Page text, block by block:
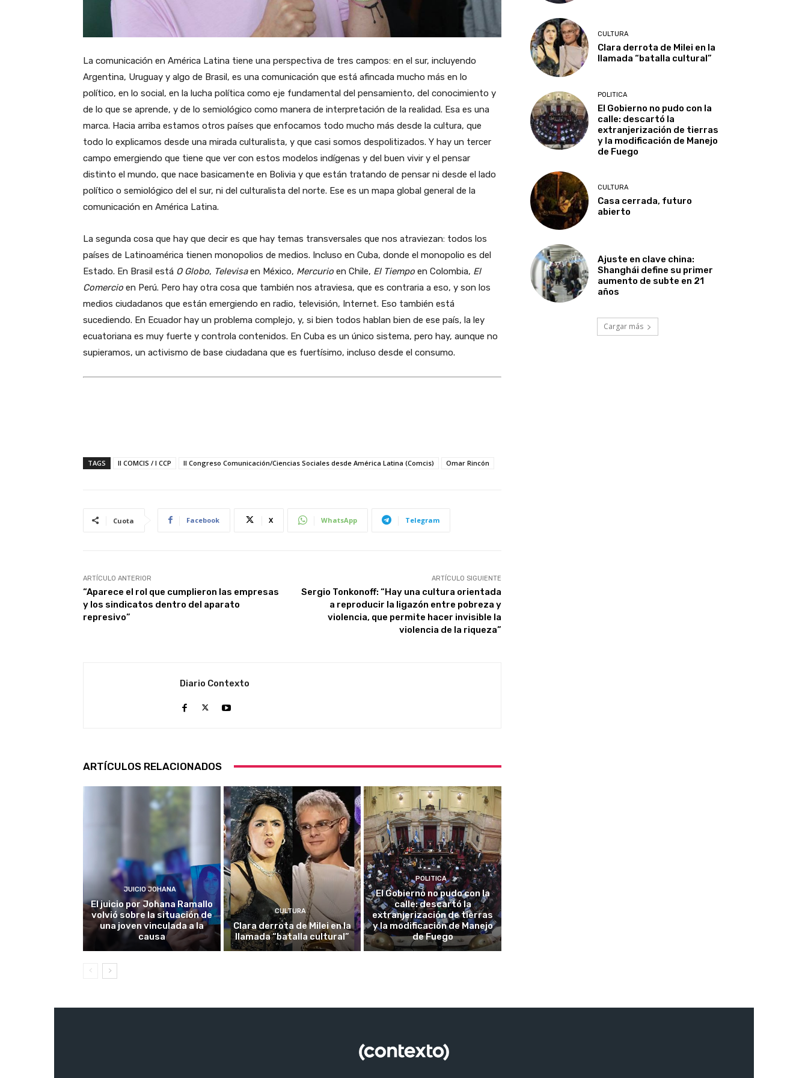
La comunicación en América Latina tiene una perspectiva de tres campos: en el sur, incluyendo
Argentina, Uruguay y algo de Brasil, es una comunicación que está afincada mucho más en lo
político, en lo social, en la lucha política como eje fundamental del pensamiento, del conocimiento y
de lo que se aprende, y de lo semiológico como manera de interpretación de la realidad. Esa es una
marca. Hacia arriba estamos otros países que enfocamos todo mucho más desde la cultura, que
todo lo explicamos desde una mirada culturalista, y que casi somos despolitizados. Y hay un tercer
campo emergiendo que tiene que ver con estos modelos indígenas y del buen vivir y el pensar
distinto el mundo, que nace basicamente en Bolivia y que están tratando de pensar ni desde el lado
político o semiológico del el sur, ni del culturalista del norte. Ese es un mapa global general de la
comunicación en América Latina.
La segunda cosa que hay que decir es que hay temas transversales que nos atraviezan: todos los
países de Latinoamérica tienen monopolios de medios. Incluso en Cuba, donde el monopolio es del
Estado. En Brasil está O Globo, Televisaen México, Mercurio en Chile, El Tiempo en Colombia, El
Comercio en Perú. Pero hay otra cosa que también nos atraviesa, que es contraria a eso, y son los
medios ciudadanos que están emergiendo en radio, televisión, Internet. Eso también está
sucediendo. En Ecuador hay un problema complejo, y, si bien todos hablan bien de ese país, la ley
ecuatoriana es muy fuerte y controla contenidos. En Cuba es un único sistema, pero hay, aunque no
supieramos, un activismo de base ciudadana que es fuertísimo, incluso desde el consumo.
TAGS II COMCIS / I CCP II Congreso Comunicación/Ciencias Sociales desde América Latina (Comcis) Omar Rincón
Cuota Facebook X WhatsApp Telegram
ARTÍCULO ANTERIOR
“Aparece el rol que cumplieron las empresas
y los sindicatos dentro del aparato
represivo”
ARTÍCULO SIGUIENTE
Sergio Tonkonoff: “Hay una cultura orientada
a reproducir la ligazón entre pobreza y
violencia, que permite hacer invisible la
violencia de la riqueza”
Diario Contexto
ARTÍCULOS RELACIONADOS
JUICIO JOHANA
El juicio por Johana Ramallo
volvió sobre la situación de
una joven vinculada a la
causa
CULTURA
Clara derrota de Milei en la
llamada “batalla cultural”
POLITICA
El Gobierno no pudo con la
calle: descartó la
extranjerización de tierras
y la modificación de Manejo
de Fuego
CULTURA
Clara derrota de Milei en la
llamada “batalla cultural”
POLITICA
El Gobierno no pudo con la
calle: descartó la
extranjerización de tierras
y la modificación de Manejo
de Fuego
CULTURA
Casa cerrada, futuro
abierto
Ajuste en clave china:
Shanghái define su primer
aumento de subte en 21
años
Cargar más